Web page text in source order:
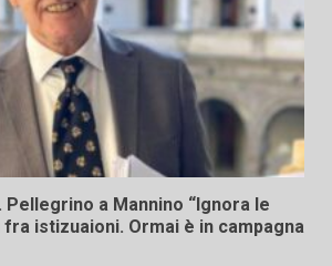
Pellegrino a Mannino “Ignora le
istizuaioni. Ormai è in campagna